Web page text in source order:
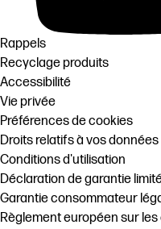
Rappels
Recyclage produits
Accessibilité
Vie privée
Préférences de cookies
Droits relatifs à vos
Conditions d'utilisation
Déclaration de garantie
Garantie consommateur
Règlement européen sur